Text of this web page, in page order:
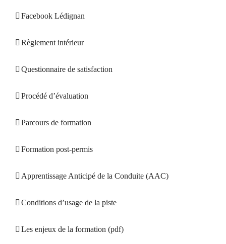
Facebook Lédignan
Règlement intérieur
Questionnaire de satisfaction
Procédé d’évaluation
Parcours de formation
Formation post-permis
Apprentissage Anticipé de la Conduite (AAC)
Conditions d’usage de la piste
Les enjeux de la formation (pdf)